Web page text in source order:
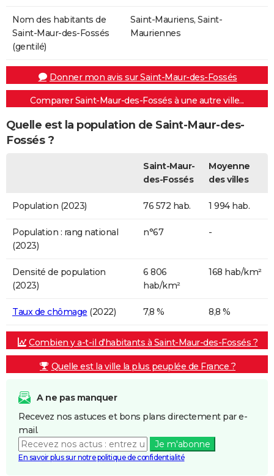
Nom des habitants de
Saint-Maur-des-Fossés
(gentilé)
Saint-Mauriens, Saint-
Mauriennes
Donner mon avis sur Saint-Maur-des-Fossés
Comparer Saint-Maur-des-Fossés à une autre ville...
Quelle est la population de Saint-Maur-des-
Fossés ?
Saint-Maur-
des-Fossés
Moyenne
des villes
Population (2023) 76 572 hab. 1 994 hab.
Population : rang national
(2023)
n°67 -
Densité de population
(2023)
6 806
hab/km²
168 hab/km²
Taux de chômage (2022) 7,8 % 8,8 %
Combien y a-t-il d'habitants à Saint-Maur-des-Fossés ?
Quelle est la ville la plus peuplée de France ?
A ne pas manquer
Recevez nos astuces et bons plans directement par e-
mail.
Je m'abonne
En savoir plus sur notre politique de confidentialité